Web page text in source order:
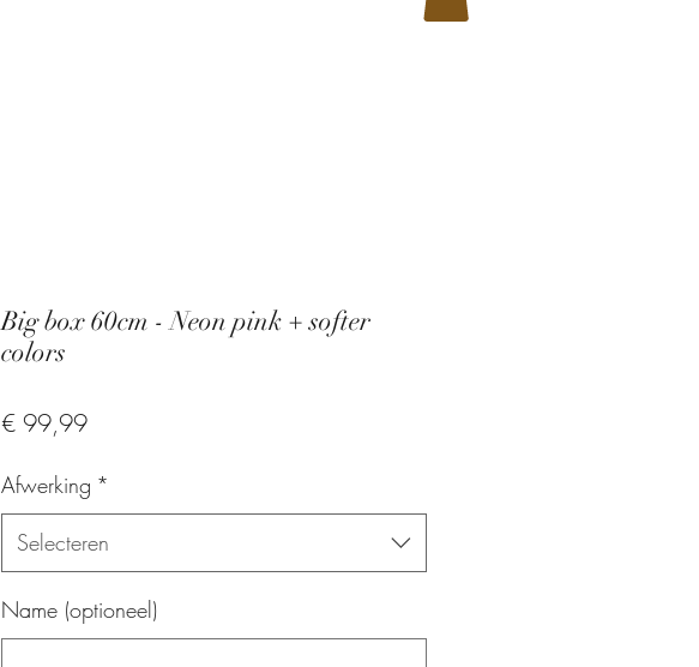
Big box 60cm - Neon pink + softer
colors
€ 99,99Prijs
Afwerking *
Selecteren
Name (optioneel)